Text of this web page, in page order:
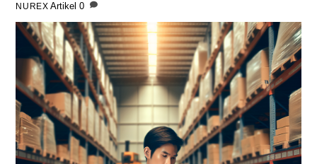
NUREX Artikel 0